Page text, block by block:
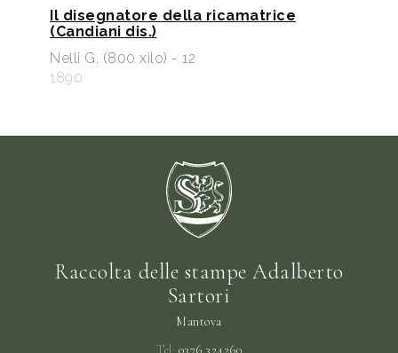
Il disegnatore della ricamatrice
(Candiani dis.)
Nelli G. (800 xilo) - 12
1890
Raccolta delle stampe Adalberto
Sartori
Mantova